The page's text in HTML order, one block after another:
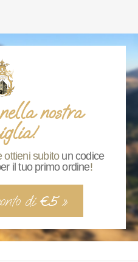
nostra
ottieni subito un codice
il tuo primo ordine!
di €5»